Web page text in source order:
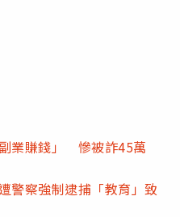
業賺錢」 慘被詐45萬
察強制逮捕「教育」致